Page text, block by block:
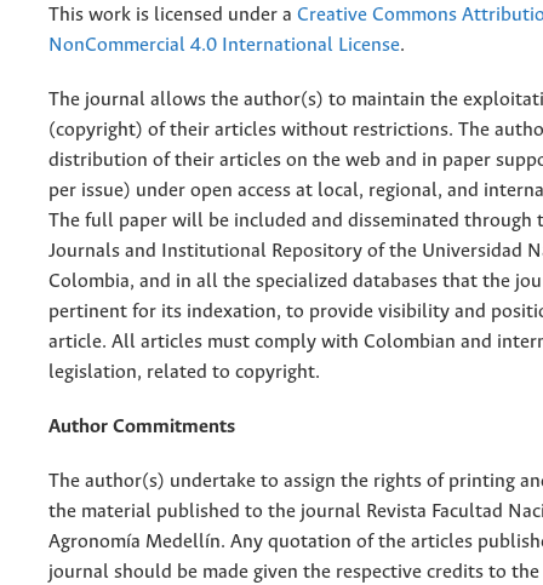
This work is licensed under a Creative Commons
NonCommercial 4.0 International License.
The journal allows the author(s) to maintain the
(copyright) of their articles without restrictions. The
distribution of their articles on the web and in paper
per issue) under open access at local, regional, and
The full paper will be included and disseminated through
Journals and Institutional Repository of the Universidad
Colombia, and in all the specialized databases that the
pertinent for its indexation, to provide visibility and
article. All articles must comply with Colombian and
legislation, related to copyright.
Author Commitments
The author(s) undertake to assign the rights of printing
the material published to the journal Revista Facultad
Agronomía Medellín. Any quotation of the articles
journal should be made given the respective credits to